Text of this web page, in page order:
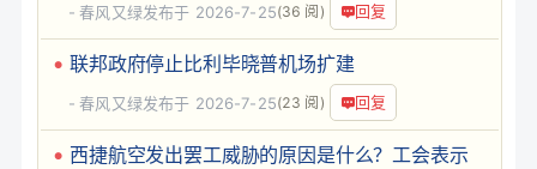
春风又绿 (36 阅) 回复
发布于 2026-7-25
联邦政府停止比利毕晓普机场扩建
春风又绿 (23 阅) 回复
发布于 2026-7-25
西捷航空发出罢工威胁的原因是什么？工会表示